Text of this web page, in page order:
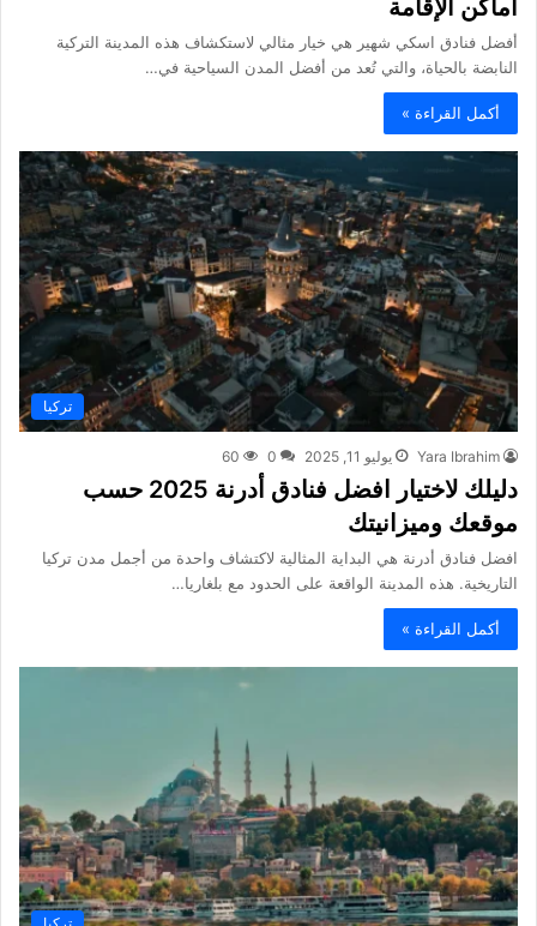
أماكن الإقامة
أفضل فنادق اسكي شهير هي خيار مثالي لاستكشاف هذه المدينة التركية
النابضة بالحياة، والتي تُعد من أفضل المدن السياحية في…
أكمل القراءة »
تركيا
Yara Ibrahim يوليو 11, 2025 0
60
دليلك لاختيار افضل فنادق أدرنة 2025 حسب
موقعك وميزانيتك
افضل فنادق أدرنة هي البداية المثالية لاكتشاف واحدة من أجمل مدن تركيا
التاريخية. هذه المدينة الواقعة على الحدود مع بلغاريا…
أكمل القراءة »